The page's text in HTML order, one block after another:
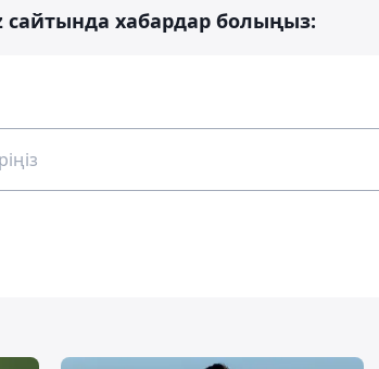
хабардар болыңыз: